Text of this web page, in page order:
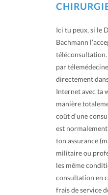
Ici tu peux, si le
Bachmann
par
directement
Internet avec ta
manière
coût d’une
est
ton assurance
militaire ou
les même
consultation en
frais de service